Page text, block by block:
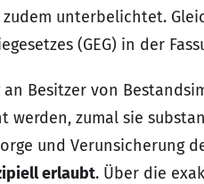
unterbelichtet.
(GEG) in der
an Besitzer von
werden, zumal sie
und Verunsicherung
erlaubt. Über die